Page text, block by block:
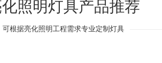
照明灯具产品推荐
可根据亮化照明工程需求专业定制灯具